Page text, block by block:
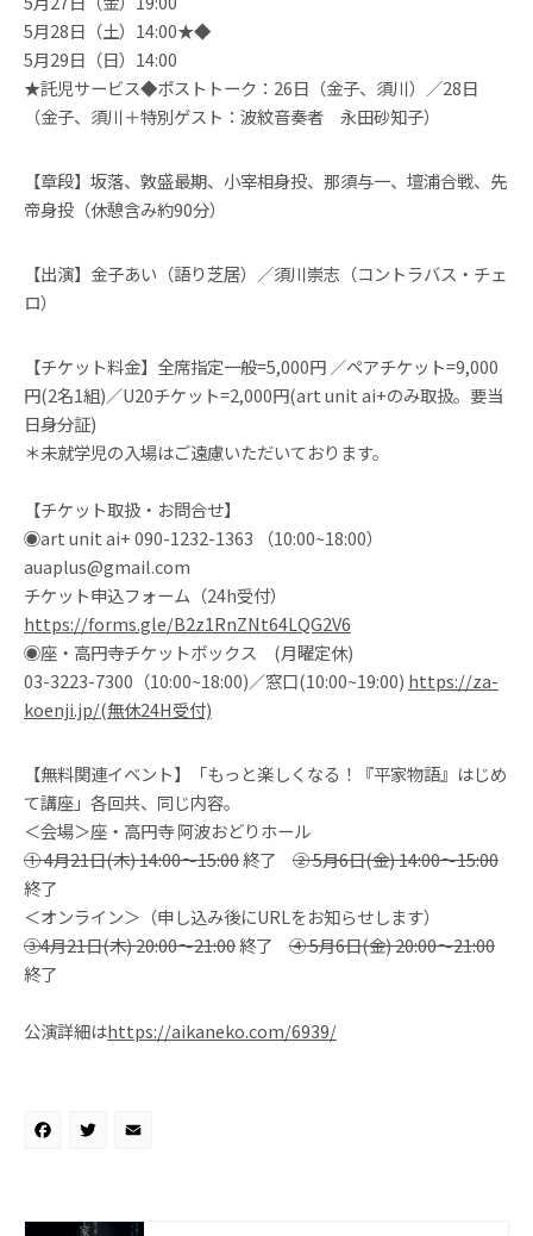
5月28日（土）14:00★◆
5月29日（日）14:00
★託児サービス◆ポストトーク：26日（金子、須川）／28日
（金子、須川＋特別ゲスト：波紋音奏者 永田砂知子）
【章段】坂落、敦盛最期、小宰相身投、那須与一、壇浦合戦、先
帝身投（休憩含み約90分）
【出演】金子あい（語り芝居）／須川崇志（コントラバス・チェ
ロ）
【チケット料金】全席指定一般=5,000円 ／ペアチケット=9,000
円(2名1組)／U20チケット=2,000円(art unit ai+のみ取扱。要当
日身分証)
＊未就学児の入場はご遠慮いただいております。
【チケット取扱・お問合せ】
◉art unit ai+ 090-1232-1363 （10:00~18:00）
auaplus@gmail.com
チケット申込フォーム（24h受付）
https://forms.gle/B2z1RnZNt64LQG2V6
◉座・高円寺チケットボックス (月曜定休)
03-3223-7300（10:00~18:00)／窓口(10:00~19:00) https://za-
koenji.jp/(無休24H受付)
【無料関連イベント】「もっと楽しくなる！『平家物語』はじめ
て講座」各回共、同じ内容。
＜会場＞座・高円寺 阿波おどりホール
① 4月21日(木) 14:00〜15:00終了 ② 5月6日(金) 14:00〜15:00
終了
＜オンライン＞（申し込み後にURLをお知らせします）
③4月21日(木) 20:00〜21:00終了 ④ 5月6日(金) 20:00〜21:00
終了
公演詳細はhttps://aikaneko.com/6939/
Facebook
Twitter